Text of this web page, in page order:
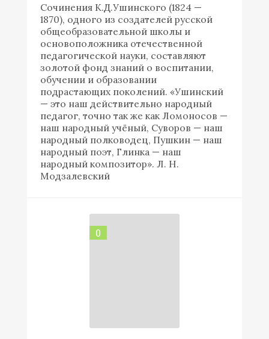
Сочинения К.Д.Ушинского (1824 —
1870), одного из создателей русской
общеобразовательной школы и
основоположника отечественной
педагогической науки, составляют
золотой фонд знаний о воспитании,
обучении и образовании
подрастающих поколений. «Ушинский
— это наш действительно народный
педагог, точно так же как Ломоносов —
наш народный учёный, Суворов — наш
народный полководец, Пушкин — наш
народный поэт, Глинка — наш
народный композитор». Л. Н.
Модзалевский
0